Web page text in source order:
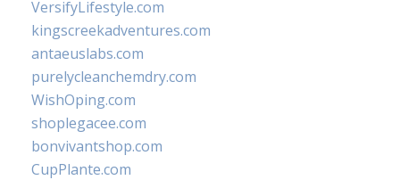
VersifyLifestyle.com
kingscreekadventures.com
antaeuslabs.com
purelycleanchemdry.com
WishOping.com
shoplegacee.com
bonvivantshop.com
CupPlante.com